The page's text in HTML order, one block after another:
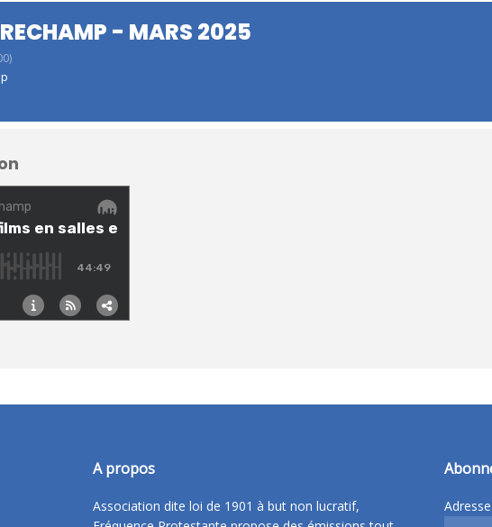
- MARS 2025
A propos
Association dite loi de 1901 à but non lucratif,